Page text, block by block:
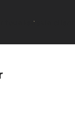
tous les avis clients